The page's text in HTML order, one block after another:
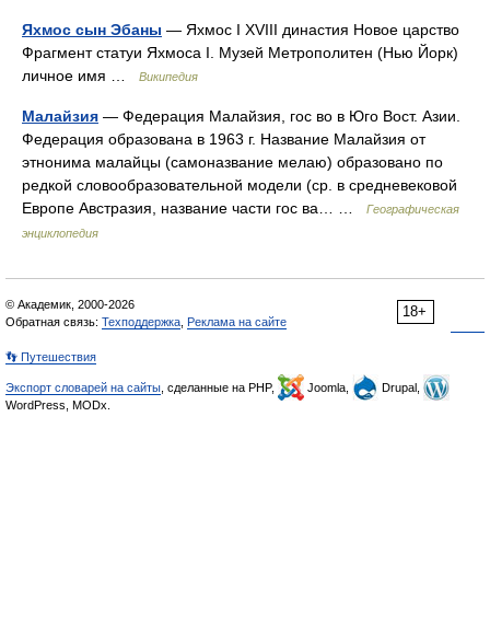
Яхмос сын Эбаны — Яхмос I XVIII династия Новое царство
Фрагмент статуи Яхмоса I. Музей Метрополитен (Нью Йорк)
личное имя …
Википедия
Малайзия — Федерация Малайзия, гос во в Юго Вост. Азии.
Федерация образована в 1963 г. Название Малайзия от
этнонима малайцы (самоназвание мелаю) образовано по
редкой словообразовательной модели (ср. в средневековой
Европе Австразия, название части гос ва… …
Географическая
энциклопедия
18+
© Академик, 2000-2026
Обратная связь: Техподдержка Реклама на сайте
👣 Путешествия
Экспорт словарей на сайты , сделанные на PHP, Joomla,
Drupal,
WordPress, MODx.